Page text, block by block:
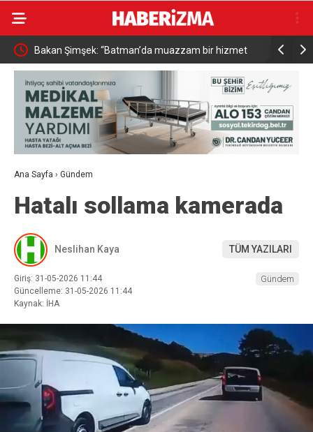
Bakan Şimşek: “Batman’da muazzam bir hizmet
fırtınası var”
Resul
Ana Sayfa › Gündem
Hatalı sollama kamerada
Neslihan Kaya TÜM YAZILARI
Giriş: 31-05-2026 11:44
Güncelleme: 31-05-2026 11:44
Kaynak: İHA
Gündem